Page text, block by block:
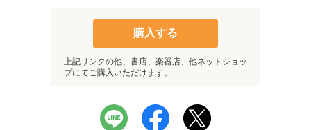
購入する
上記リンクの他、書店、楽器店、他ネットショッ
プにてご購入いただけます。